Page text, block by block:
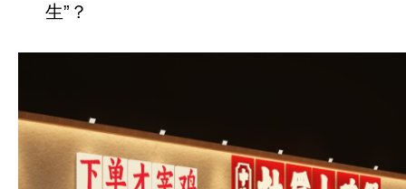
生”？